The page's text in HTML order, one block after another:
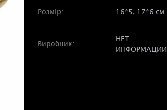
Розмір: 16*5, 17*6 см
Виробник:
НЕТ
ИНФОРМАЦИИ